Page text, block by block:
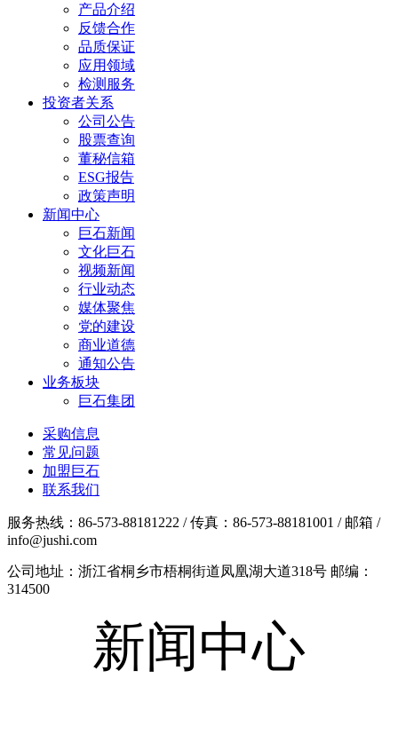
产品介绍
反馈合作
品质保证
应用领域
检测服务
投资者关系
公司公告
股票查询
董秘信箱
ESG报告
政策声明
新闻中心
巨石新闻
文化巨石
视频新闻
行业动态
媒体聚焦
党的建设
商业道德
通知公告
业务板块
巨石集团
采购信息
常见问题
加盟巨石
联系我们
服务热线：86-573-88181222 / 传真：86-573-88181001 / 邮箱 /
info@jushi.com
公司地址：浙江省桐乡市梧桐街道凤凰湖大道318号 邮编：
314500
新闻中心